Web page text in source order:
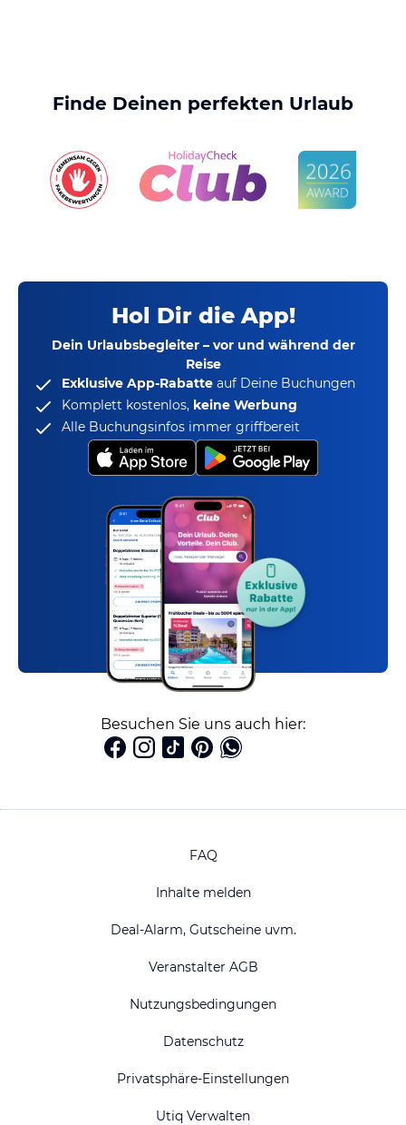
Finde Deinen perfekten Urlaub
Hol Dir die App!
Dein Urlaubsbegleiter – vor und während der
Reise
Exklusive App-Rabatte auf Deine Buchungen
Komplett kostenlos, keine Werbung
Alle Buchungsinfos immer griffbereit
Besuchen Sie uns auch hier:
FAQ
Inhalte melden
Deal-Alarm, Gutscheine uvm.
Veranstalter AGB
Nutzungsbedingungen
Datenschutz
Privatsphäre-Einstellungen
Utiq Verwalten